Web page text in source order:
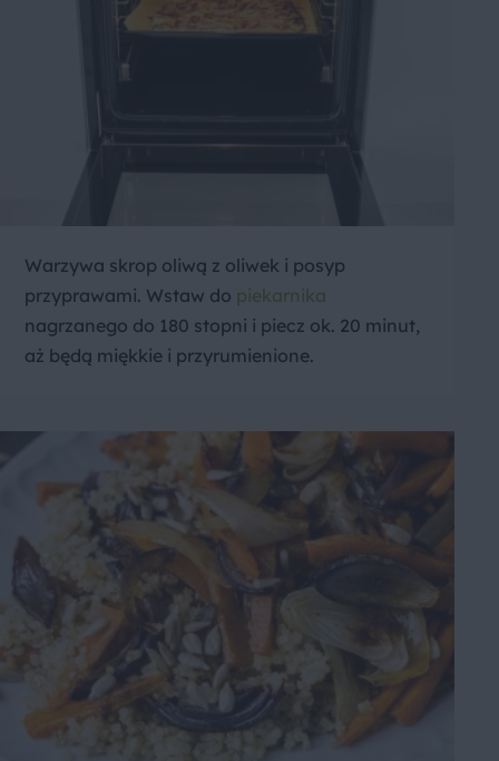
Warzywa skrop oliwą z oliwek i posyp
przyprawami. Wstaw do piekarnika
nagrzanego do 180 stopni i piecz ok. 20 minut,
aż będą miękkie i przyrumienione.